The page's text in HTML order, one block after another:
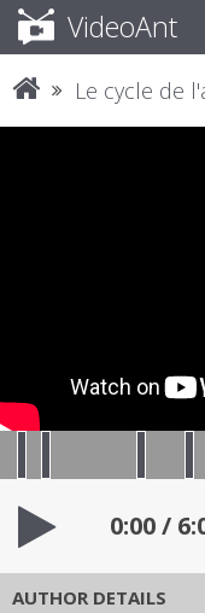
VideoAnt
Sign InLe cycle de
0:00/
AUTHOR DETAILS